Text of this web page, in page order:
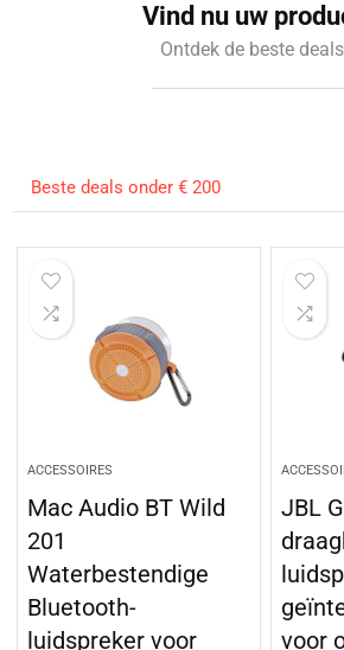
Vind nu uw
Ontdek de beste deals
Beste deals onder € 200
ACCESSOIRES
Mac Audio BT Wild
201
Waterbestendige
Bluetooth-
luidspreker voor
JBL
voor